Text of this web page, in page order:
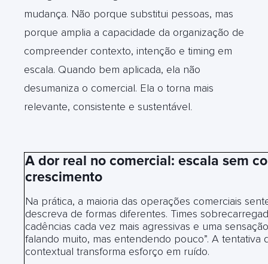
mudança. Não porque substitui pessoas, mas
porque amplia a capacidade da organização de
compreender contexto, intenção e timing em
escala. Quando bem aplicada, ela não
desumaniza o comercial. Ela o torna mais
relevante, consistente e sustentável.
A dor real no comercial: escala sem
crescimento
Na prática, a maioria das operações comerciais
descreva de formas diferentes. Times
cadências cada vez mais agressivas e uma
falando muito, mas entendendo pouco”. A tentativa
contextual transforma esforço em ruído.